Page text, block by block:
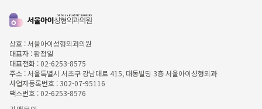
상호 : 서울아이성형외과의원
대표자 : 황정일
대표전화 : 02-6253-8575
주소 : 서울특별시 서초구 강남대로 415, 대동빌딩 3층 서울아이성형외과
사업자등록번호 : 302-07-95116
팩스번호 : 02-6253-8576